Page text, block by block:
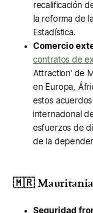
recalificación
la reforma de
Estadística.
Comercio
contratos de
Attraction' de
en Europa,
estos
internacional
esfuerzos de
de la
🇲🇷 Mauritania
Seguridad